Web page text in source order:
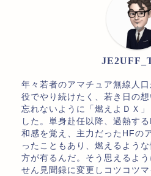
年々若者のアマチュア無線人
役でやり続けたく、若き日の
忘れないように「燃えよＤＸ
した。単身赴任以降、過熱す
和感を覚え、主力だったHFの
ったこともあり、燃えるよう
方が有るんだ。そう思えるよ
せん見聞録に変更しコツコツマ